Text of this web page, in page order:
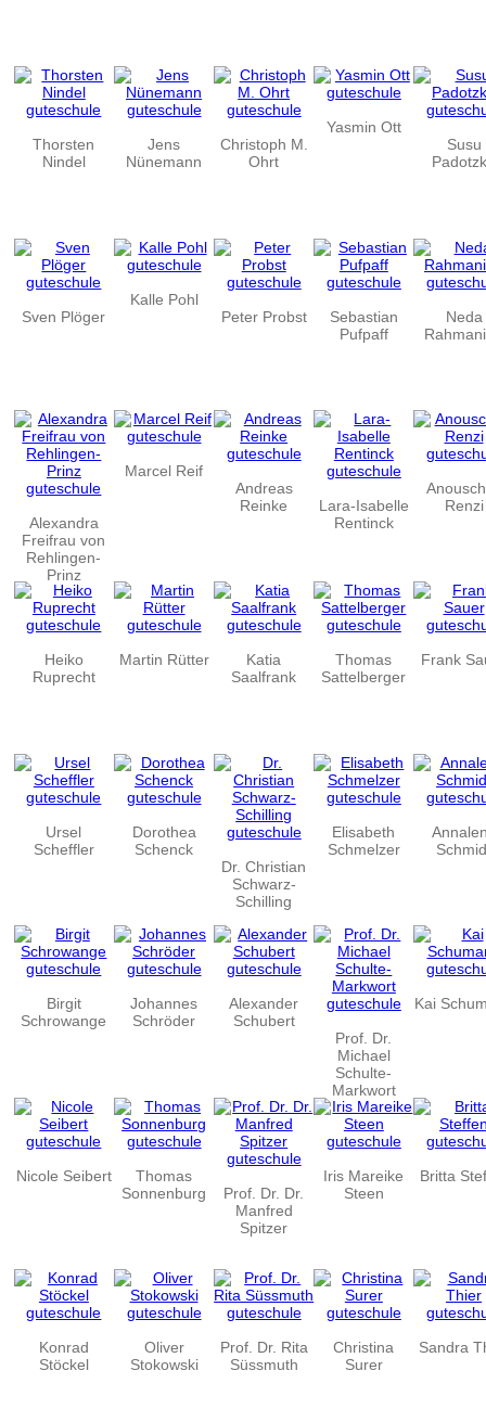
Thorsten
Nindel
Jens
Nünemann
Christoph M.
Ohrt
Yasmin Ott
Susu
Sven Plöger
Kalle Pohl
Peter Probst
Sebastian
Pufpaff
Neda
Alexandra
Freifrau von
Rehlingen-
Prinz
Marcel Reif
Andreas
Reinke
Lara-Isabelle
Rentinck
Renzi
Heiko
Ruprecht
Martin Rütter
Katia
Saalfrank
Thomas
Sattelberger
Frank
Ursel
Scheffler
Dorothea
Schenck
Dr. Christian
Schwarz-
Schilling
Elisabeth
Schmelzer
Birgit
Schrowange
Johannes
Schröder
Alexander
Schubert
Prof. Dr.
Michael
Schulte-
Markwort
Kai
Nicole Seibert
Thomas
Sonnenburg
Prof. Dr. Dr.
Manfred
Spitzer
Iris Mareike
Steen
Britta
Konrad
Stöckel
Oliver
Stokowski
Prof. Dr. Rita
Süssmuth
Christina
Surer
Sandra